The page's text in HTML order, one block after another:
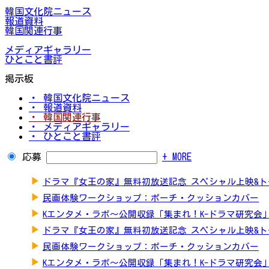
韓国文化院ニュース
報道資料
韓国関連行事
メディアギャラリー
ひとこと書評
掲示板
・ 韓国文化院ニュース
・ 報道資料
・ 韓国関連行事
・ メディアギャラリー
・ ひとこと書評
応募 + MORE
▶ ドラマ『女王の家』無料初放送記念 スペシャル上映&
▶ 民画体験ワークショップ：ポーチ・クッションカバー
▶ Kエンタメ・ラボ～公開収録「集まれ！K-ドラマ研究会」
▶ ドラマ『女王の家』無料初放送記念 スペシャル上映&
▶ 民画体験ワークショップ：ポーチ・クッションカバー
▶ Kエンタメ・ラボ～公開収録「集まれ！K-ドラマ研究会」